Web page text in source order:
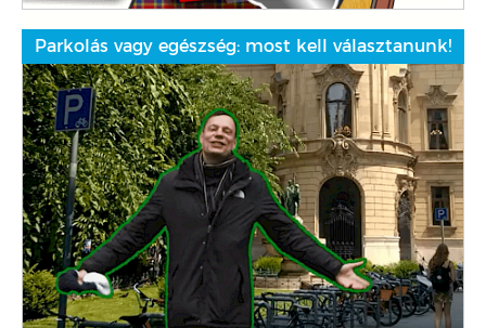
Parkolás vagy egészség: most kell választanunk!